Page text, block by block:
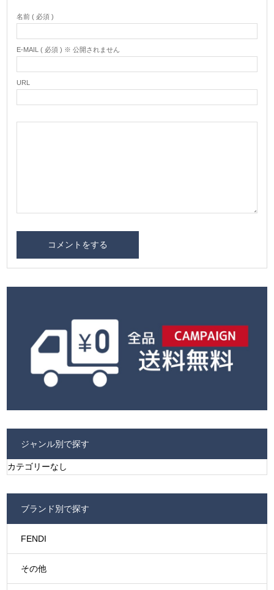
名前 ( 必須 )
E-MAIL ( 必須 ) ※ 公開されません
URL
ジャンル別で探す
カテゴリーなし
ブランド別で探す
FENDI
その他